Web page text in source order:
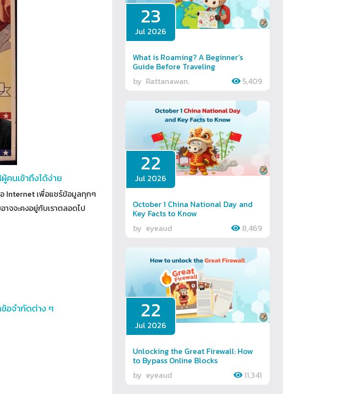
คนเข้าถึงได้ง่าย
Internet เพื่อแชร์ข้อมูลทุกๆ
จจะคงอยู่กับเราตลอดไป
อจำกัดต่าง ๆ
23
Jul 2026
What is Roaming? A Beginner’s
Guide Before Traveling
by Rattanawan. 5,409
22
Jul 2026
October 1 China National Day and
Key Facts to Know
by eyeaud 8,469
22
Jul 2026
Unlocking the Great Firewall: How
to Bypass Online Blocks
by eyeaud 11,341